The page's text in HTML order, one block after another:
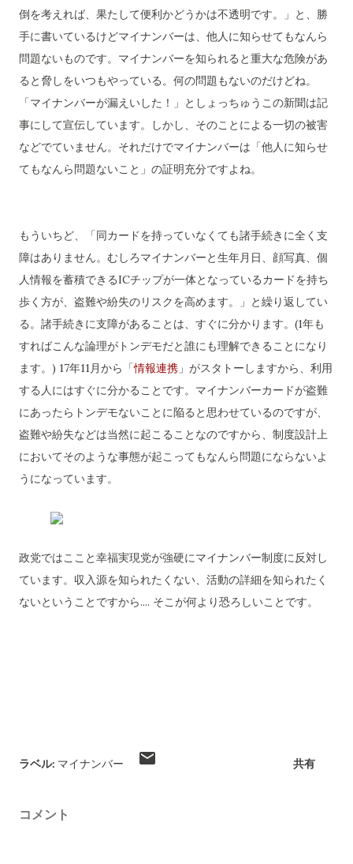
倒を考えれば、果たして便利かどうかは不透明です。」と、勝
手に書いているけどマイナンバーは、他人に知らせてもなんら
問題ないものです。マイナンバーを知られると重大な危険があ
ると脅しをいつもやっている。何の問題もないのだけどね。
「マイナンバーが漏えいした！」としょっちゅうこの新聞は記
事にして宣伝しています。しかし、そのことによる一切の被害
などでていません。それだけでマイナンバーは「他人に知らせ
てもなんら問題ないこと」の証明充分ですよね。
もういちど、「同カードを持っていなくても諸手続きに全く支
障はありません。むしろマイナンバーと生年月日、顔写真、個
人情報を蓄積できるICチップが一体となっているカードを持ち
歩く方が、盗難や紛失のリスクを高めます。」と繰り返してい
る。諸手続きに支障があることは、すぐに分かります。(1年も
すればこんな論理がトンデモだと誰にも理解できることになり
ます。) 17年11月から「情報連携 」がスタトーしますから、利用
する人にはすぐに分かることです。マイナンバーカードが盗難
にあったらトンデモないことに陥ると思わせているのですが、
盗難や紛失などは当然に起こることなのですから、制度設計上
においてそのような事態が起こってもなんら問題にならないよ
うになっています。
政党ではここと幸福実現党が強硬にマイナンバー制度に反対し
ています。収入源を知られたくない、活動の詳細を知られたく
ないということですから.... そこが何より恐ろしいことです。
ラベル: マイナンバー 共有
コメント